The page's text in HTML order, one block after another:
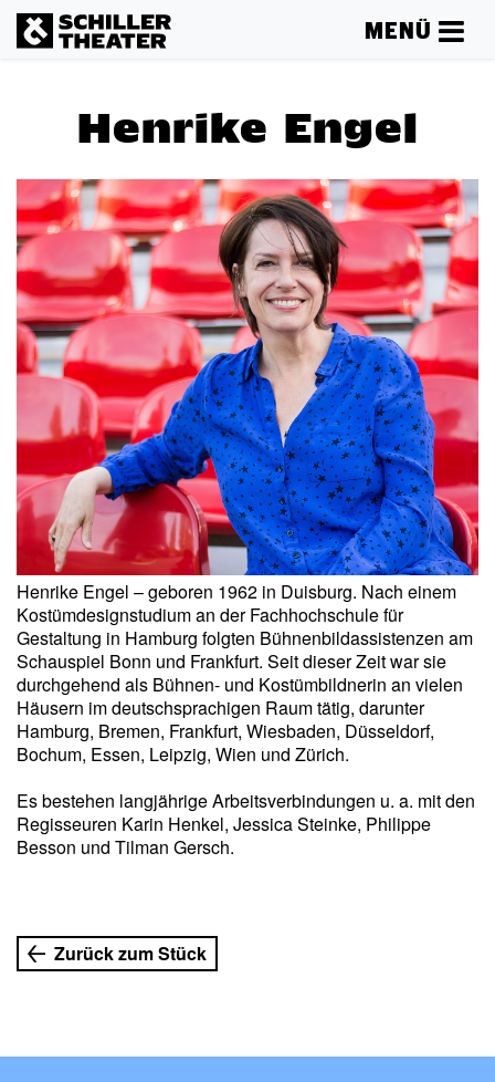
MENÜ
Henrike Engel
Henrike Engel – geboren 1962 in Duisburg. Nach einem
Kostümdesignstudium an der Fachhochschule für
Gestaltung in Hamburg folgten Bühnenbildassistenzen am
Schauspiel Bonn und Frankfurt. Seit dieser Zeit war sie
durchgehend als Bühnen- und Kostümbildnerin an vielen
Häusern im deutschsprachigen Raum tätig, darunter
Hamburg, Bremen, Frankfurt, Wiesbaden, Düsseldorf,
Bochum, Essen, Leipzig, Wien und Zürich.
Es bestehen langjährige Arbeitsverbindungen u. a. mit den
Regisseuren Karin Henkel, Jessica Steinke, Philippe
Besson und Tilman Gersch.
Zurück zum Stück